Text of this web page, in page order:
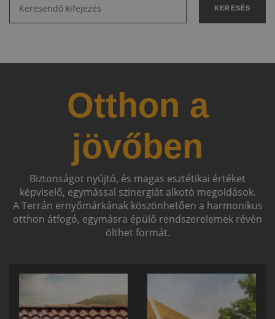
KERESÉS
Otthon a
jövőben
Biztonságot nyújtó, és magas esztétikai értéket
képviselő, egymással szinergiát alkotó megoldások.
A Terrán ernyőmárkának köszönhetően a harmonikus
otthon átfogó, egymásra épülő rendszerelemek révén
ölthet formát.